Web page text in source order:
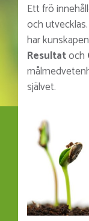
Ett frö
och
har
Resultatoch
självet.